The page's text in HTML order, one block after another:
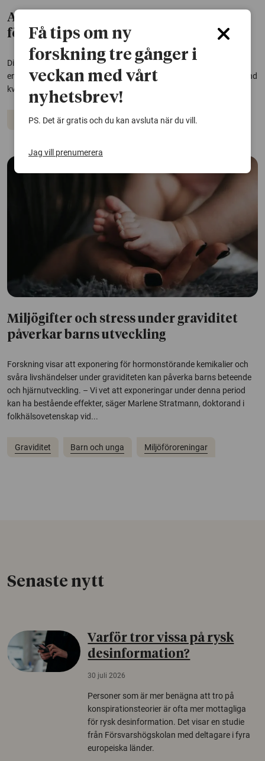
App kan hjälpa kvinnor med
förlossningsrädsla
Digitalt stöd kan minska förlossningsrädsla hos förstföderskor,
enligt en studie från Karlstads universitet. Effekten är tydligast bland
kvinnor som redan känner stark oro.
Graviditet Förlossning
Miljögifter och stress under graviditet
påverkar barns utveckling
Forskning visar att exponering för hormonstörande kemikalier och
svåra livshändelser under graviditeten kan påverka barns beteende
och hjärnutveckling. – Vi vet att exponeringar under denna period
kan ha bestående effekter, säger Marlene Stratmann, doktorand i
folkhälsovetenskap vid...
Graviditet Barn och unga Miljöföroreningar
Senaste nytt
Varför tror vissa på rysk
desinformation?
30 juli 2026
Personer som är mer benägna att tro på
konspirationsteorier är ofta mer mottagliga
för rysk desinformation. Det visar en studie
från Försvarshögskolan med deltagare i fyra
europeiska länder.
Få tips om ny
forskning tre gånger i
veckan med vårt
nyhetsbrev!
PS. Det är gratis och du kan avsluta när du vill.
Jag vill prenumerera